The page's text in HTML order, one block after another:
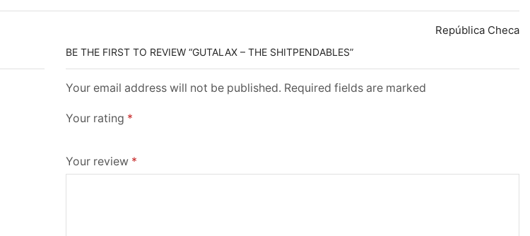
República Checa
BE THE FIRST TO REVIEW “GUTALAX – THE SHITPENDABLES”
Your email address will not be published. Required fields are marked
Your rating *
Your review *